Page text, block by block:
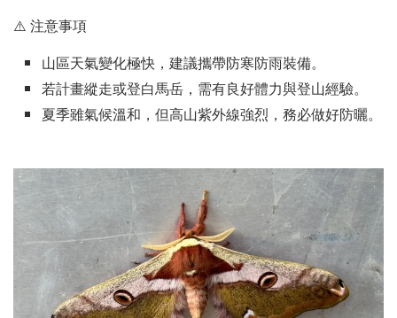
⚠️ 注意事項
山區天氣變化極快，建議攜帶防寒防雨裝備。
若計畫縱走或登白馬岳，需有良好體力與登山經驗。
夏季雖氣候溫和，但高山紫外線強烈，務必做好防曬。